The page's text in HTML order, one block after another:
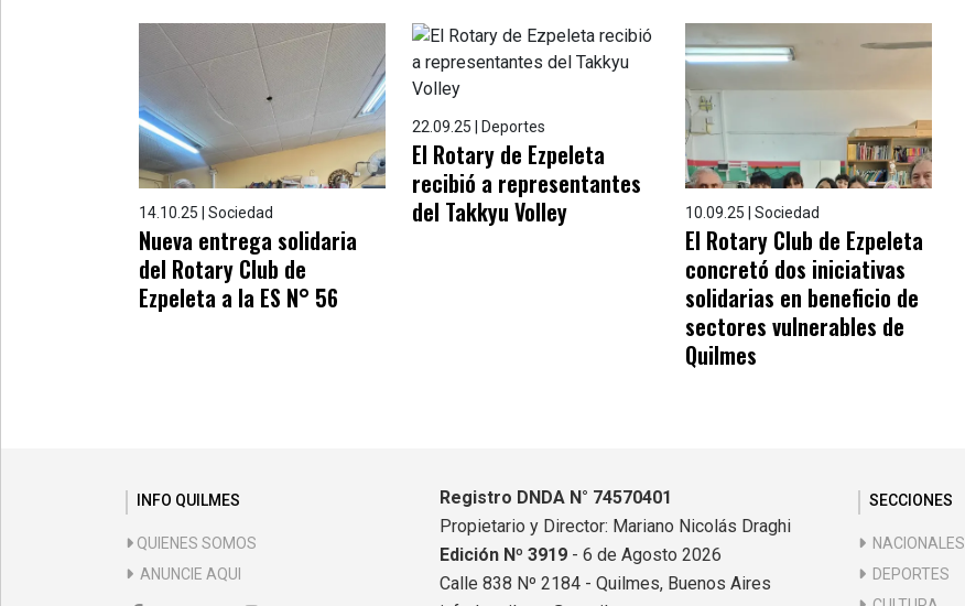
14.10.25 | Sociedad
Nueva entrega solidaria
del Rotary Club de
Ezpeleta a la ES N° 56
22.09.25 | Deportes
El Rotary de Ezpeleta
recibió a representantes
del Takkyu Volley
10.09.25 | Sociedad
El Rotary Club de Ezpeleta
concretó dos iniciativas
solidarias en beneficio de
sectores vulnerables de
Quilmes
INFO QUILMES
QUIENES SOMOS
ANUNCIE AQUI
Registro DNDA N° 74570401
Propietario y Director: Mariano Nicolás Draghi
Edición Nº 3919 - 6 de Agosto 2026
Calle 838 Nº 2184 - Quilmes, Buenos Aires
SECCIONES
NACIONALES
DEPORTES